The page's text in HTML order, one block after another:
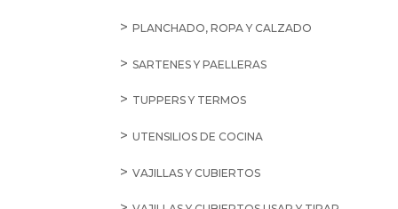
PLANCHADO, ROPA Y CALZADO
SARTENES Y PAELLERAS
TUPPERS Y TERMOS
UTENSILIOS DE COCINA
VAJILLAS Y CUBIERTOS